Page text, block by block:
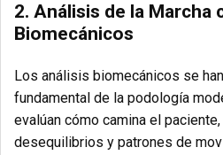
2. Análisis de la Marcha
Biomecánicos
Los análisis biomecánicos se
fundamental de la podología
evalúan cómo camina el
desequilibrios y patrones de